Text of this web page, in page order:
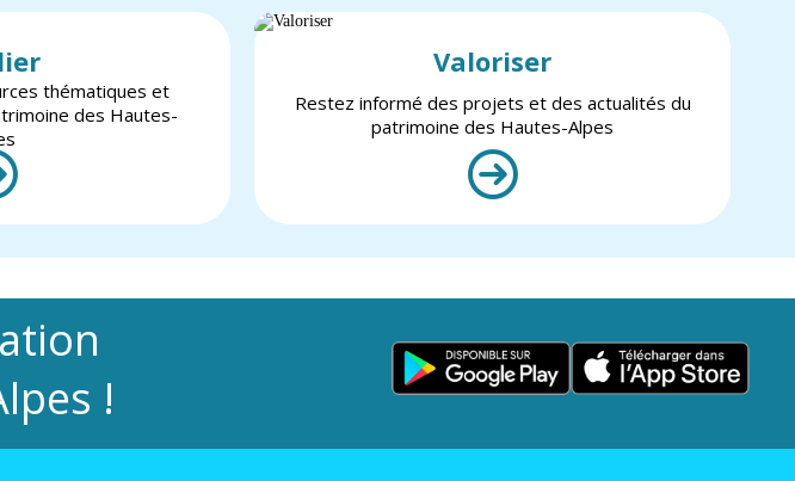
thématiques et
des Hautes-
Valoriser
Restez informé des projets et des actualités du
patrimoine des Hautes-Alpes
!